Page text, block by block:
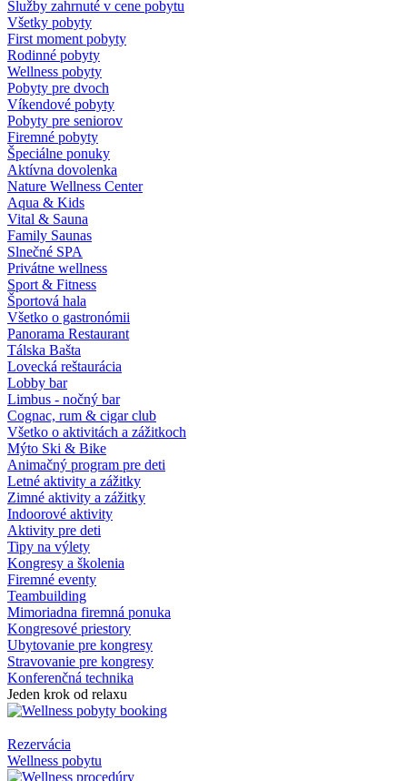
Služby zahrnuté v cene pobytu
Všetky pobyty
First moment pobyty
Rodinné pobyty
Wellness pobyty
Pobyty pre dvoch
Víkendové pobyty
Pobyty pre seniorov
Firemné pobyty
Špeciálne ponuky
Aktívna dovolenka
Nature Wellness Center
Aqua & Kids
Vital & Sauna
Family Saunas
Slnečné SPA
Privátne wellness
Sport & Fitness
Športová hala
Všetko o gastronómii
Panorama Restaurant
Tálska Bašta
Lovecká reštaurácia
Lobby bar
Limbus - nočný bar
Cognac, rum & cigar club
Všetko o aktivitách a zážitkoch
Mýto Ski & Bike
Animačný program pre deti
Letné aktivity a zážitky
Zimné aktivity a zážitky
Indoorové aktivity
Aktivity pre deti
Tipy na výlety
Kongresy a školenia
Firemné eventy
Teambuilding
Mimoriadna firemná ponuka
Kongresové priestory
Ubytovanie pre kongresy
Stravovanie pre kongresy
Konferenčná technika
Jeden krok od relaxu
Rezervácia
Wellness pobytu